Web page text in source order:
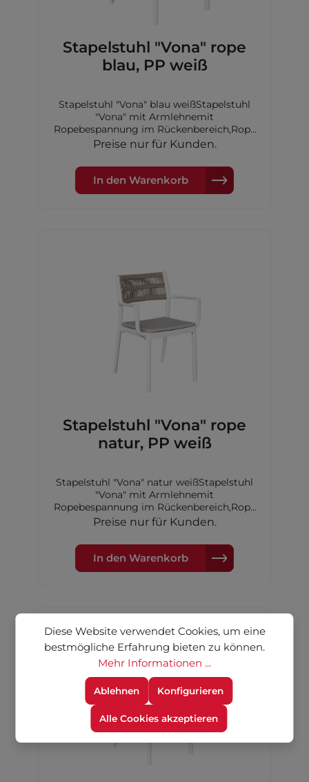
Stapelstuhl "Vona" rope
blau, PP weiß
Stapelstuhl "Vona" blau weißStapelstuhl
"Vona" mit Armlehnemit
Ropebespannung im Rückenbereich,Rope
Farbe: blauSitzkissen: Polyester, farbe:
Kunststoff,Farbe: weißMaße:
52,5x60x82cm
Preise nur für Kunden.
In den Warenkorb
Stapelstuhl "Vona" rope
natur, PP weiß
Stapelstuhl "Vona" natur weißStapelstuhl
"Vona" mit Armlehnemit
Ropebespannung im Rückenbereich,Rope
Farbe: naturSitzkissen: Polyester, farbe:
Kunststoff,Farbe: weißMaße:
52,5x60x82cm
Preise nur für Kunden.
In den Warenkorb
Diese Website verwendet Cookies, um eine
bestmögliche Erfahrung bieten zu können.
Mehr Informationen ...
Ablehnen Konfigurieren
Alle Cookies akzeptieren